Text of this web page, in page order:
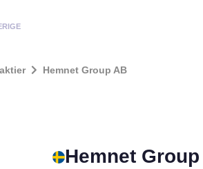
Hemnet Group AB
Hemnet